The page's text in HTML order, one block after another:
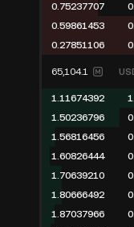
0.75237707
0.59861453
0.27851106
65,104.1
1.11674392
1.50236796
1.56816456
1.60826444
1.70639210
1.80666492
1.87037966